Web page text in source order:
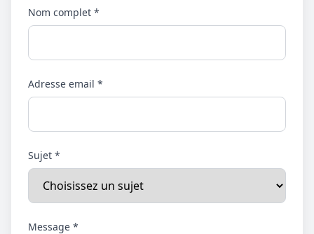
Nom complet *
Adresse email *
Sujet *
Message *